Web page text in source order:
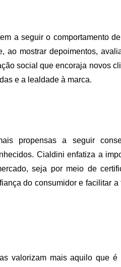
a seguir o comportamento
ao mostrar depoimentos,
social que encoraja novos
e a lealdade à marca.
propensas a seguir
Cialdini enfatiza a
seja por meio de
do consumidor e facilitar a
valorizam mais aquilo que é